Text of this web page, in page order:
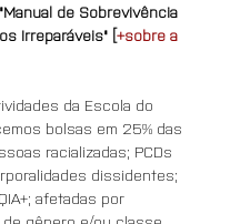
de Sobrevivência
Irreparáveis" [+sobre a
da Escola do
bolsas em 25% das
racializadas; PCDs
dissidentes;
afetadas por